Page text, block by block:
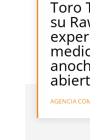
Toro
su
AGENCIA